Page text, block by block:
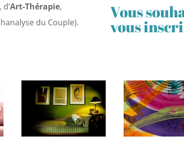
, d’Art-Thérapie,
du Couple).
Vous
vous